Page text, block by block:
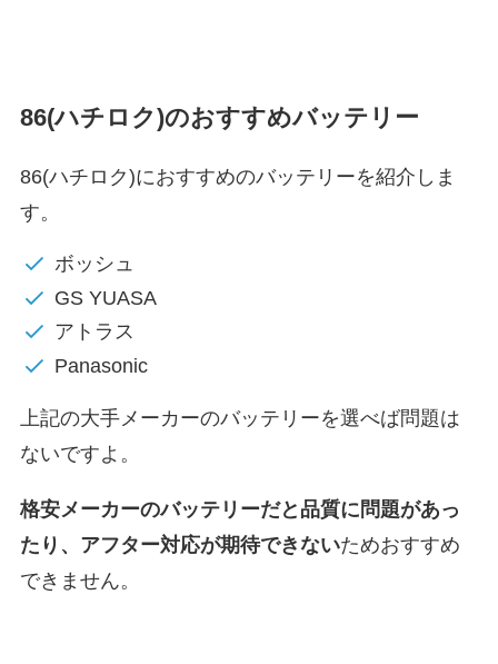
86(ハチロク)のおすすめバッテリー
86(ハチロク)におすすめのバッテリーを紹介しま
す。
ボッシュ
GS YUASA
アトラス
Panasonic
上記の大手メーカーのバッテリーを選べば問題は
ないですよ。
格安メーカーのバッテリーだと 品質に問題があっ
たり、アフター対応が期待できないためおすすめ
できません。